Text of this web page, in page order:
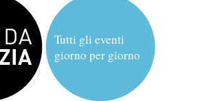
Tutti gli eventi
giorno per giorno